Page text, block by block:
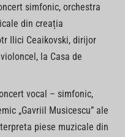
simfonic, orchestra
din creația
Ilici Ceaikovski, dirijor
la Casa de
vocal – simfonic,
„Gavriil Musicescu” ale
piese muzicale din